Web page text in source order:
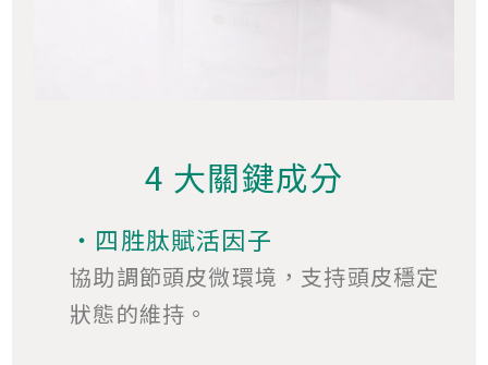
4 大關鍵成分
・四胜肽賦活因子
協助調節頭皮微環境，支持頭皮穩定
狀態的維持。